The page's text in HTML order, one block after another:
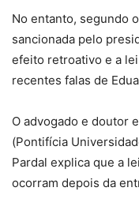
No entanto, segundo
sancionada pelo
efeito retroativo e a
recentes falas de
O advogado e doutor
(Pontifícia
Pardal explica que a
ocorram depois da